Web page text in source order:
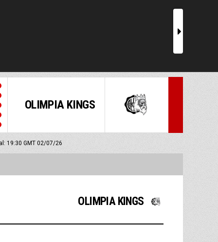
r
OLIMPIA KINGS
19:30 GMT 02/07/26
OLIMPIA KINGS